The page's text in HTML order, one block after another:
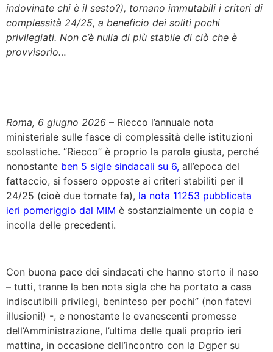
indovinate chi è il sesto?), tornano immutabili i criteri di
complessità 24/25, a beneficio dei soliti pochi
privilegiati. Non c’è nulla di più stabile di ciò che è
provvisorio…
Roma, 6 giugno 2026 – Riecco l’annuale nota
ministeriale sulle fasce di complessità delle istituzioni
scolastiche. “Riecco” è proprio la parola giusta, perché
nonostante ben 5 sigle sindacali su 6, all’epoca del
fattaccio, si fossero opposte ai criteri stabiliti per il
24/25 (cioè due tornate fa), la nota 11253 pubblicata
ieri pomeriggio dal MIM è sostanzialmente un copia e
incolla delle precedenti.
Con buona pace dei sindacati che hanno storto il naso
– tutti, tranne la ben nota sigla che ha portato a casa
indiscutibili privilegi, beninteso per pochi” (non fatevi
illusioni!) -, e nonostante le evanescenti promesse
dell’Amministrazione, l’ultima delle quali proprio ieri
mattina, in occasione dell’incontro con la Dgper su